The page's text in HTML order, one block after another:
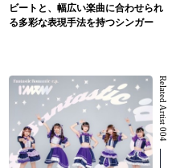
ビートと、幅広い楽曲に合わせられ
る多彩な表現手法を持つシンガー
Related Artist 004